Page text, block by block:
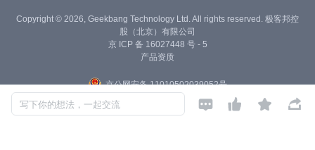
写下你的想法，一起交流    
Copyright © 2026, Geekbang Technology Ltd. All rights reserved. 极客邦控
股（北京）有限公司
京 ICP 备 16027448 号 - 5
产品资质
京公网安备 11010502039052号